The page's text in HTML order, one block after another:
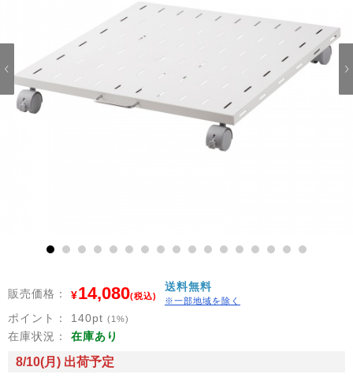
10 11 12 13 14 15 16
販売価格： ¥14,080(税込)
送料無料
※一部地域を除く
ポイント： 140pt (1%)
在庫状況： 在庫あり
8/10(月) 出荷予定